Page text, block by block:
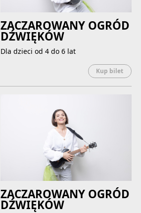
ZACZAROWANY OGRÓD
DŹWIĘKÓW
Dla dzieci od 4 do 6 lat
Kup bilet
ZACZAROWANY OGRÓD
DŹWIĘKÓW